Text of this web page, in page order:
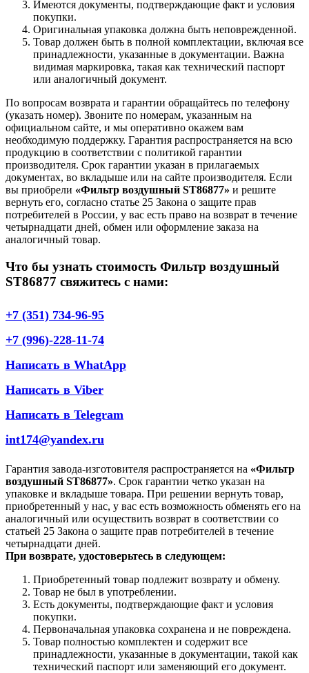
Имеются документы, подтверждающие факт и условия
покупки.
Оригинальная упаковка должна быть неповрежденной.
Товар должен быть в полной комплектации, включая все
принадлежности, указанные в документации. Важна
видимая маркировка, такая как технический паспорт
или аналогичный документ.
По вопросам возврата и гарантии обращайтесь по телефону
(указать номер). Звоните по номерам, указанным на
официальном сайте, и мы оперативно окажем вам
необходимую поддержку. Гарантия распространяется на всю
продукцию в соответствии с политикой гарантии
производителя. Срок гарантии указан в прилагаемых
документах, во вкладыше или на сайте производителя. Если
вы приобрели «Фильтр воздушный ST86877» и решите
вернуть его, согласно статье 25 Закона о защите прав
потребителей в России, у вас есть право на возврат в течение
четырнадцати дней, обмен или оформление заказа на
аналогичный товар.
Что бы узнать стоимость Фильтр воздушный
ST86877 свяжитесь с нами:
+7 (351) 734-96-95
+7 (996)-228-11-74
Написать в WhatApp
Написать в Viber
Написать в Telegram
int174@yandex.ru
Гарантия завода-изготовителя распространяется на «Фильтр
воздушный ST86877». Срок гарантии четко указан на
упаковке и вкладыше товара. При решении вернуть товар,
приобретенный у нас, у вас есть возможность обменять его на
аналогичный или осуществить возврат в соответствии со
статьей 25 Закона о защите прав потребителей в течение
четырнадцати дней.
При возврате, удостоверьтесь в следующем:
Приобретенный товар подлежит возврату и обмену.
Товар не был в употреблении.
Есть документы, подтверждающие факт и условия
покупки.
Первоначальная упаковка сохранена и не повреждена.
Товар полностью комплектен и содержит все
принадлежности, указанные в документации, такой как
технический паспорт или заменяющий его документ.